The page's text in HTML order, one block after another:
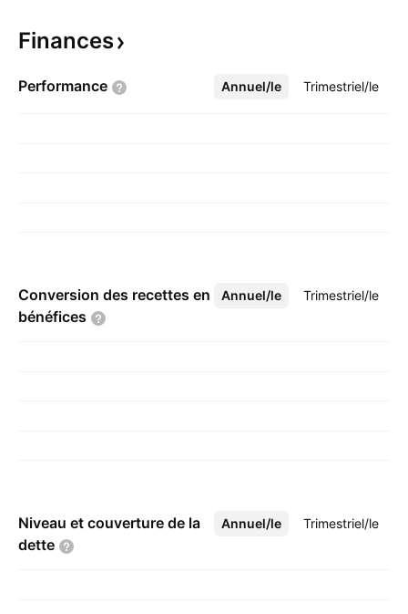
Finances
Performance Annuel/le Trimestriel/le
Plus
Conversion des recettes en
bénéfices
Annuel/le Trimestriel/le
Plus
Niveau et couverture de la
dette
Annuel/le Trimestriel/le
Plus